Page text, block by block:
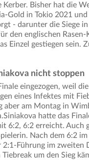
Kerber. Bisher hat die
Gold in Tokio 2021 und
- darunter die Siege
den englischen
Einzel gestiegen sein.
nicht stoppen
eingezogen, weil
eines Infektes mit
aber am Montag in
hatte das
6:2, 6:2 erreicht. Auch
Nach dem 6:2
2:1-Führung im zweiten
um den Sieg